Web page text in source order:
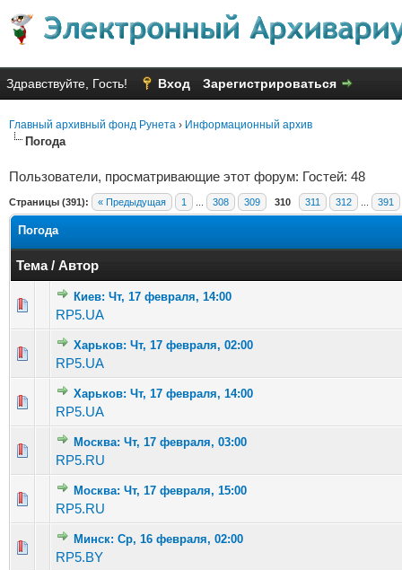
Здравствуйте, Гость! Вход Зарегистрироваться
Главный архивный фонд Рунета › Информационный архив
Погода
Пользователи, просматривающие этот форум: Гостей: 48
Страницы (391): « Предыдущая 1 308 309 310 311 312 391
Погода
Тема/ Автор
Киев: Чт, 17 февраля, 14:00
RP5.UA
Голосов: 1 - Средняя оценка: 1 из 5
2345
Харьков: Чт, 17 февраля, 02:00
RP5.UA
Голосов: 8 - Средняя оценка: 2.25 из 5
1 23 5
Харьков: Чт, 17 февраля, 14:00
RP5.UA
Голосов: 1 - Средняя оценка: 1 из 5
1 23 5
Москва: Чт, 17 февраля, 03:00
RP5.RU
Голосов: 3 - Средняя оценка: 3 из 5
123 45
Москва: Чт, 17 февраля, 15:00
RP5.RU
Голосов: 3 - Средняя оценка: 3.67 из 5
123 45
Минск: Ср, 16 февраля, 02:00
RP5.BY
Голосов: 1 - Средняя оценка: 1 из 5
12 345